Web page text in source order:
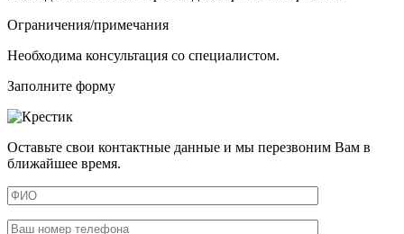
Ограничения/примечания
Необходима консультация со специалистом.
Заполните форму
Оставьте свои контактные данные и мы перезвоним Вам в
ближайшее время.